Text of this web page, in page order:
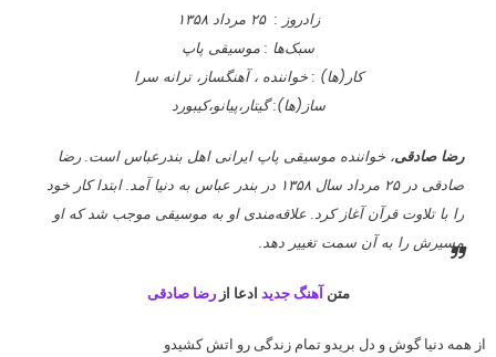
زادروز : ۲۵ مرداد ۱۳۵۸
سبک‌ها : موسیقی پاپ
کار(ها) : خواننده ، آهنگساز، ترانه سرا
ساز(ها): گیتار،پیانو،کیبورد
رضا صادقی، خواننده موسیقی پاپ ایرانی اهل بندرعباس است. رضا
صادقی در ۲۵ مرداد سال ۱۳۵۸ در بندر عباس به دنیا آمد. ابتدا کار خود
را با تلاوت قرآن آغاز کرد. علاقه‌مندی او به موسیقی موجب شد که او
مسیرش را به آن سمت تغییر دهد.
متن آهنگ جدید ادعا ازرضا صادقی
از همه دنیا گوش و دل بریدو تمام زندگی رو اتش کشیدو